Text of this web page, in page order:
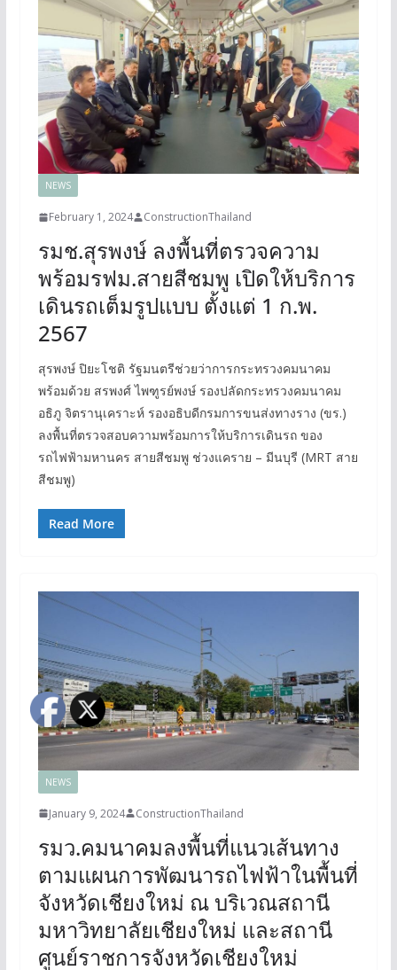
NEWS
February 1, 2024 ConstructionThailand
รมช.สุรพงษ์ ลงพื้นที่ตรวจความ
พร้อมรฟม.สายสีชมพู เปิดให้บริการ
เดินรถเต็มรูปแบบ ตั้งแต่ 1 ก.พ.
2567
สุรพงษ์ ปิยะโชติ รัฐมนตรีช่วยว่าการกระทรวงคมนาคม
พร้อมด้วย สรพงศ์ ไพฑูรย์พงษ์ รองปลัดกระทรวงคมนาคม
อธิภู จิตรานุเคราะห์ รองอธิบดีกรมการขนส่งทางราง (ขร.)
ลงพื้นที่ตรวจสอบความพร้อมการให้บริการเดินรถ ของ
รถไฟฟ้ามหานคร สายสีชมพู ช่วงแคราย – มีนบุรี (MRT สาย
สีชมพู)
Read More
NEWS
January 9, 2024 ConstructionThailand
รมว.คมนาคมลงพื้นที่แนวเส้นทาง
ตามแผนการพัฒนารถไฟฟ้าในพื้นที่
จังหวัดเชียงใหม่ ณ บริเวณสถานี
มหาวิทยาลัยเชียงใหม่ และสถานี
ศูนย์ราชการจังหวัดเชียงใหม่